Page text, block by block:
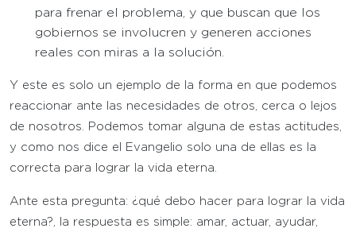
para frenar el problema, y que buscan que los
gobiernos se involucren y generen acciones
reales con miras a la solución.
Y este es solo un ejemplo de la forma en que podemos
reaccionar ante las necesidades de otros, cerca o lejos
de nosotros. Podemos tomar alguna de estas actitudes,
y como nos dice el Evangelio solo una de ellas es la
correcta para lograr la vida eterna.
Ante esta pregunta: ¿qué debo hacer para lograr la vida
eterna?, la respuesta es simple: amar, actuar, ayudar,